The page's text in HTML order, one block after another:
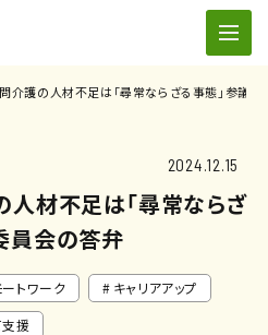
介護の人材不足は「尋常ならざる事態」参議
2024.12.15
人材不足は「尋常ならざ
員会の答弁
ートワーク
キャリアアップ
援